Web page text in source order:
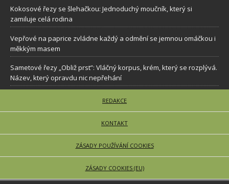
Kokosové řezy se šlehačkou: Jednoduchý moučník, který si
zamiluje celá rodina
Vepřové na paprice zvládne každý a odmění se jemnou omáčkou i
měkkým masem
Sametové řezy „Obliž prst”: Vláčný korpus, krém, který se rozplývá.
Název, který opravdu nic nepřehání
REDAKCE
KONTAKT
ZÁSADY POUŽÍVÁNÍ COOKIES
ZÁSADY COOKIES (EU)